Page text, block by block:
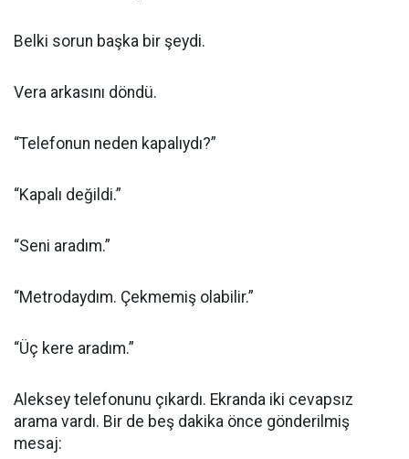
Belki sorun başka bir şeydi.
Vera arkasını döndü.
“Telefonun neden kapalıydı?”
“Kapalı değildi.”
“Seni aradım.”
“Metrodaydım. Çekmemiş olabilir.”
“Üç kere aradım.”
Aleksey telefonunu çıkardı. Ekranda iki cevapsız
arama vardı. Bir de beş dakika önce gönderilmiş
mesaj: